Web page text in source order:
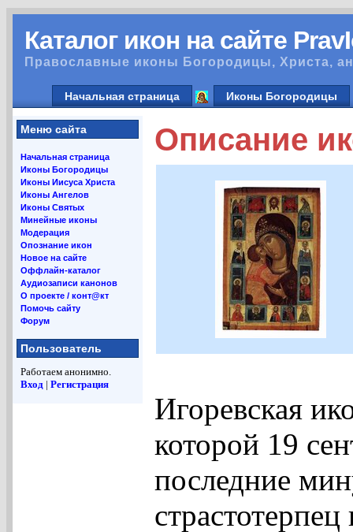
Каталог икон на сайте
Православные иконы Богородицы, Христа,
Начальная страница Иконы Богородицы
Меню сайта
Начальная страница
Иконы Богородицы
Иконы Иисуса Христа
Иконы Ангелов
Иконы Святых
Минейные иконы
Модерация
Опознание икон
Новое на сайте
Оффлайн-каталог
Аудиозаписи канонов
О проекте / конт@кт
Помочь сайту
Форум
Пользователь
Работаем анонимно.
Вход | Регистрация
Описание
Игоревская
которой 19
последние